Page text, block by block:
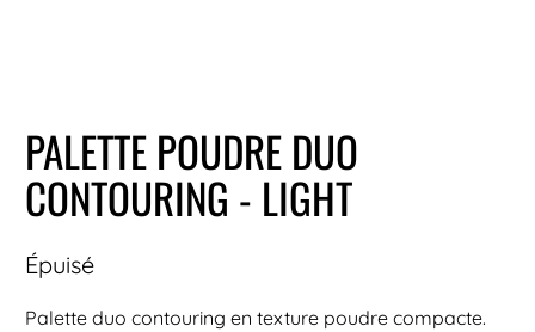
PALETTE POUDRE DUO
CONTOURING - LIGHT
Épuisé
Palette duo contouring en texture poudre compacte.